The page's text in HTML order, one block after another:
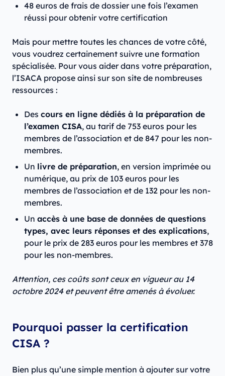
48 euros de frais de dossier une fois l’examen
réussi pour obtenir votre certification
Mais pour mettre toutes les chances de votre côté,
vous voudrez certainement suivre une formation
spécialisée. Pour vous aider dans votre préparation,
l’ISACA propose ainsi sur son site de nombreuses
ressources :
Des cours en ligne dédiés à la préparation de
l’examen CISA, au tarif de 753 euros pour les
membres de l’association et de 847 pour les non-
membres.
Un livre de préparation, en version imprimée ou
numérique, au prix de 103 euros pour les
membres de l’association et de 132 pour les non-
membres.
Un accès à une base de données de questions
types, avec leurs réponses et des explications,
pour le prix de 283 euros pour les membres et 378
pour les non-membres.
Attention, ces coûts sont ceux en vigueur au 14
octobre 2024 et peuvent être amenés à évoluer.
Pourquoi passer la certification
CISA ?
Bien plus qu’une simple mention à ajouter sur votre